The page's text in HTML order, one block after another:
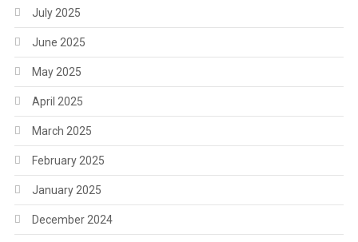
July 2025
June 2025
May 2025
April 2025
March 2025
February 2025
January 2025
December 2024